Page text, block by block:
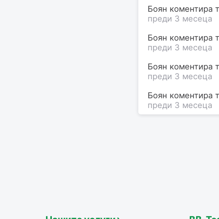
Боян коментира
преди 3 месеца
Боян коментира
преди 3 месеца
Боян коментира
преди 3 месеца
Боян коментира
преди 3 месеца